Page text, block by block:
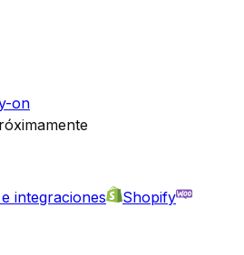
on
integraciones
Shopify